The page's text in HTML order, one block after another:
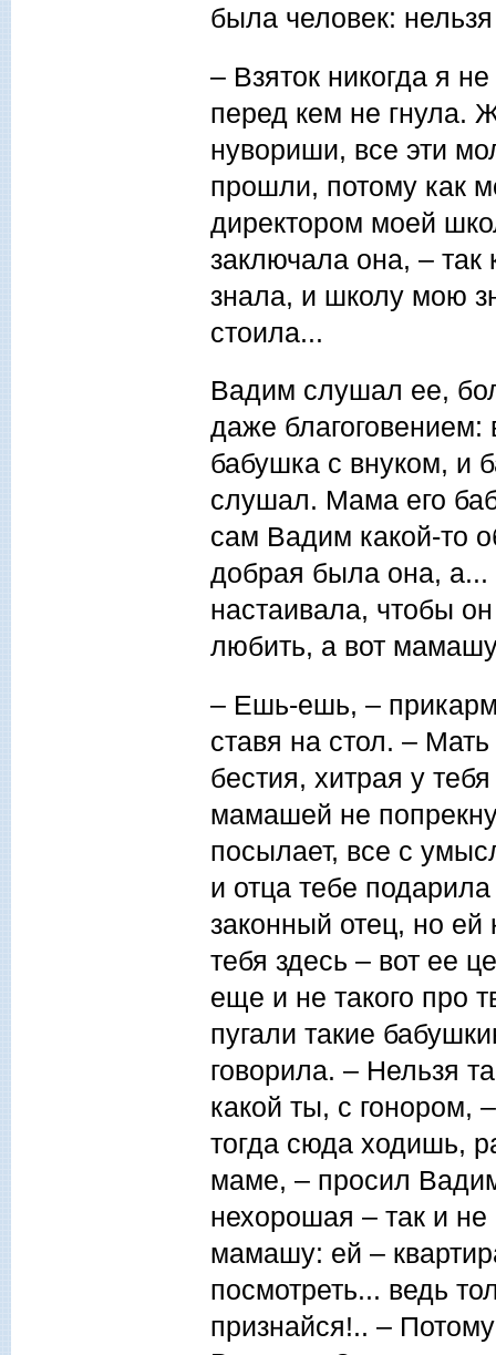
была человек:
– Взяток никогда я
перед кем не гнула.
нувориши, все эти
прошли, потому как
директором моей
заключала она, –
знала, и школу мою
стоила...
Вадим слушал ее,
даже благоговением:
бабушка с внуком, и
слушал. Мама его
сам Вадим какой-то
добрая была она, а...
настаивала, чтобы
любить, а вот
– Ешь-ешь, –
ставя на стол. –
бестия, хитрая у
мамашей не
посылает, все с
и отца тебе
законный отец, но
тебя здесь – вот ее
еще и не такого про
пугали такие
говорила. – Нельзя
какой ты, с гонором,
тогда сюда ходишь,
маме, – просил
нехорошая – так и
мамашу: ей –
посмотреть... ведь
признайся!.. –